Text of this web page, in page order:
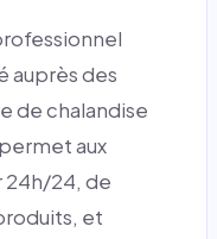
auprès des
de chalandise
aux
24h/24, de
et